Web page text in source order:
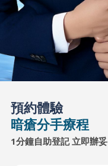
預約體驗
暗瘡分手療程
1分鐘自助登記 立即辦妥